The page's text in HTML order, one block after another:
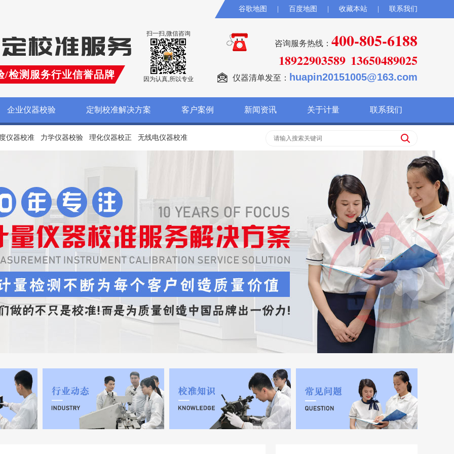
谷歌地图 百度地图 收藏本站 联系我们
/检测服务行业信誉品牌
扫一扫,微信咨询
因为认真,所以专业
咨询服务热线： 400-805-6188
18922903589 13650489025
仪器清单发至： huapin20151005@163.com
企业仪器校验 定制校准解决方案 客户案例 新闻资讯 关于计量 联系我们
仪器校准 力学仪器校验 理化仪器校正 无线电仪器校准